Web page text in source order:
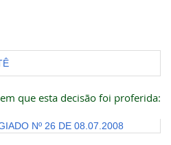
que esta decisão foi proferida:
Nº 26 DE 08.07.2008